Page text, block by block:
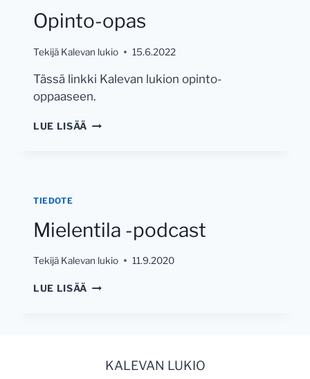
TARJOUSPYYNTÖ
Opinto-opas
Tekijä Kalevan lukio 15.6.2022
Tässä linkki Kalevan lukion opinto-
oppaaseen.
LUE LISÄÄ OPINTO-
TIEDOTE
Mielentila -podcast
Tekijä Kalevan lukio 11.9.2020
LUE LISÄÄ MIELENTILA
KALEVAN LUKIO